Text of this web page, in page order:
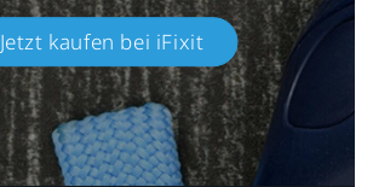
Jetzt kaufen bei iFixit​